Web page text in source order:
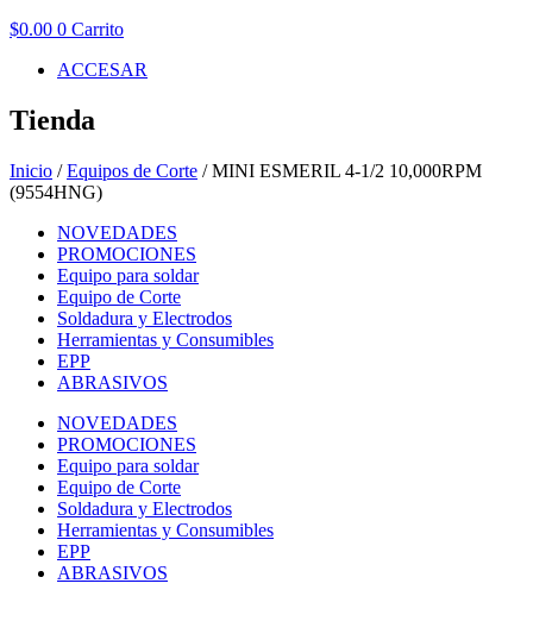
$0.00 0 Carrito
ACCESAR
Tienda
Inicio /Equipos de Corte / MINI ESMERIL 4-1/2 10,000RPM
(9554HNG)
NOVEDADES
PROMOCIONES
Equipo para soldar
Equipo de Corte
Soldadura y Electrodos
Herramientas y Consumibles
EPP
ABRASIVOS
NOVEDADES
PROMOCIONES
Equipo para soldar
Equipo de Corte
Soldadura y Electrodos
Herramientas y Consumibles
EPP
ABRASIVOS